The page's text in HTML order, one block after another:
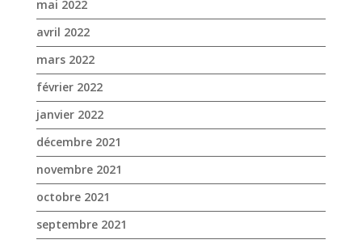
décembre 2021
novembre 2021
octobre 2021
septembre 2021
août 2021
juillet 2021
juin 2021
mai 2021
avril 2021